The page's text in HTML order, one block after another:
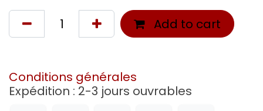
Add to cart
Conditions générales
Expédition : 2-3 jours ouvrables